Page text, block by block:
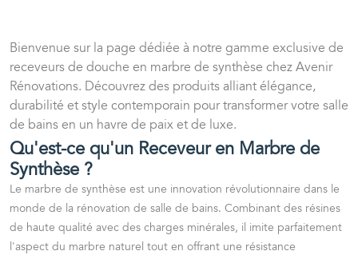
Bienvenue sur la page dédiée à notre gamme exclusive de
receveurs de douche en marbre de synthèse chez Avenir
Rénovations. Découvrez des produits alliant élégance,
durabilité et style contemporain pour transformer votre salle
de bains en un havre de paix et de luxe.
Qu'est-ce qu'un Receveur en Marbre de
Synthèse ?
Le marbre de synthèse est une innovation révolutionnaire dans le
monde de la rénovation de salle de bains. Combinant des résines
de haute qualité avec des charges minérales, il imite parfaitement
l'aspect du marbre naturel tout en offrant une résistance